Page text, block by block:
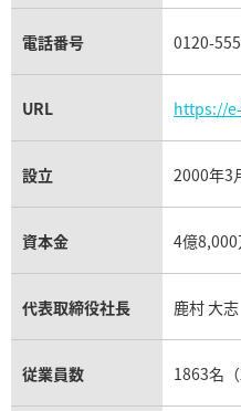
電話番号 0120-
URL https://
設立 2000年3
資本金 4億8,000
代表取締役社長 鹿村 大志
従業員数 1863名